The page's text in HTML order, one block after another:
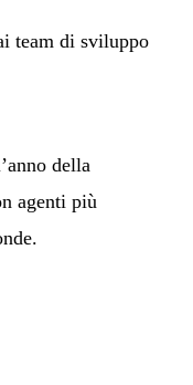
team di sviluppo
della
agenti più